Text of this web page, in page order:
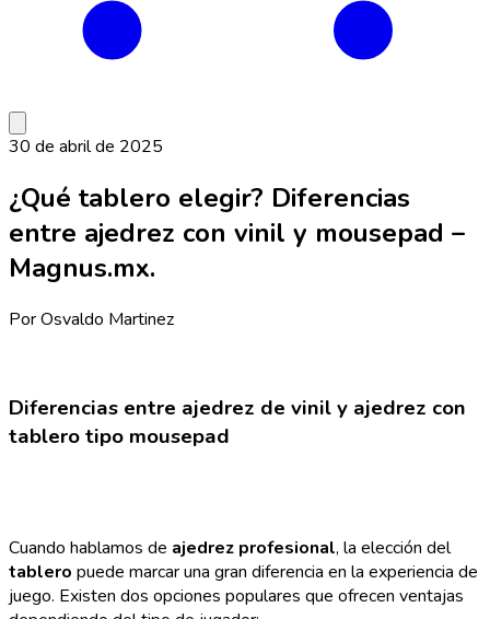
30 de abril de 2025
¿Qué tablero elegir? Diferencias
entre ajedrez con vinil y mousepad –
Magnus.mx.
PorOsvaldo Martinez
Diferencias entre ajedrez de vinil y ajedrez con
tablero tipo mousepad
Cuando hablamos de ajedrez profesional, la elección del
tablero puede marcar una gran diferencia en la experiencia de
juego. Existen dos opciones populares que ofrecen ventajas